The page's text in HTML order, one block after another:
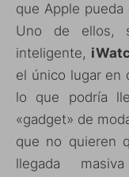
que Apple pueda
Uno de ellos,
inteligente,
el único lugar en
lo que podría
«gadget» de
que no quieren
llegada